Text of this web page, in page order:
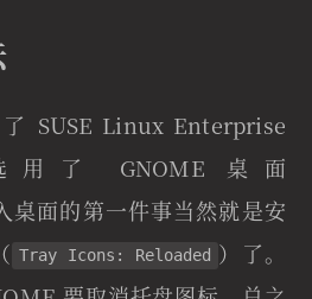
SUSE Linux Enterprise
用了 GNOME 桌面
桌面的第一件事当然就是安
Tray Icons: Reloaded ）了。